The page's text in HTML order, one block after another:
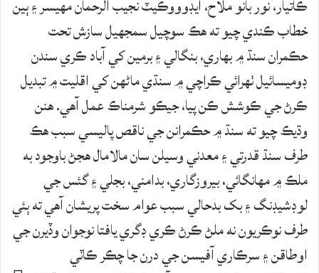
ڪاتيار، نور بانو ملاح، ايڊوووڪيٽ نجيب الرحمان مهيسر ۽ ٻين
خطاب ڪندي چيو ته هڪ سوچيل سمجهيل سازش تحت
حڪمران سنڌ ۾ بهاري، بنگالي ۽ برمين کي آباد ڪري سندن
ڊوميسائيل ٺھرائي ڪراچي ۾ سنڌي ماڻھن کي اقليت ۾ تبديل
ڪرڻ جي ڪوشش ڪن پيا، جيڪو شرمناڪ عمل آھي. هنن
وڌيڪ چيو ته سنڌ ۾ حڪمرانن جي ناقص پاليسي سبب هڪ
طرف سنڌ قدرتي ۽ معدني وسيلن سان مالامال هجڻ باوجود به
ملڪ ۾ مهانگائي، بيروزگاري، بدامني، بجلي ۽ گئس جي
لوڊشيڊنگ ۽ بک بدحالي سبب عوام سخت پريشان آھي ته ٻئي
طرف نوڪريون نه ملڻ ڪرڻ ڪري ڊگري يافتا نوجوان وڏيرن جي
اوطاقن ۽ سرڪاري آفيسن جي درن جا چڪر ڪاٽي